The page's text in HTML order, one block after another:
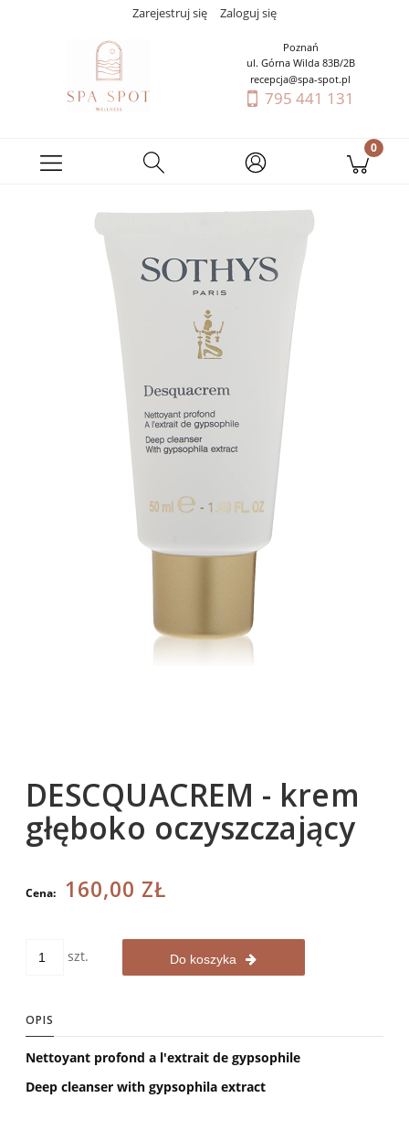
Zarejestruj się Zaloguj się
Poznań
ul. Górna Wilda 83B/2B
recepcja@spa-spot.pl
795 441 131
DESCQUACREM - krem
głęboko oczyszczający
Cena: 160,00 ZŁ
szt. Do koszyka
OPIS
Nettoyant profond a l'extrait de gypsophile
Deep cleanser with gypsophila extract